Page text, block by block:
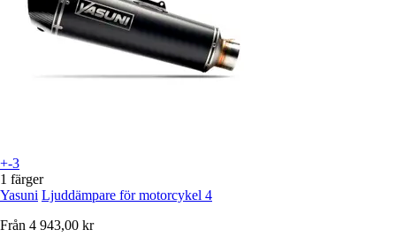
+-3
1 färger
Yasuni Ljuddämpare för motorcykel 4
Från 4 943,00 kr